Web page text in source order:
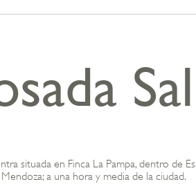
situada en Finca La Pampa, dentro de
a una hora y media de la ciudad.